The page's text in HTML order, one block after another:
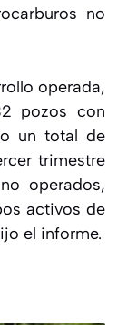
no
operada,
pozos con
un total de
trimestre
operados,
activos de
el informe.